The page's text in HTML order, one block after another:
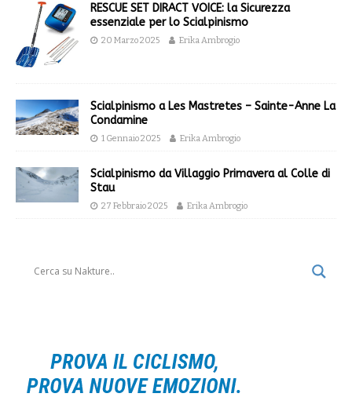
RESCUE SET DIRACT VOICE: la Sicurezza
essenziale per lo Scialpinismo
20 Marzo 2025 Erika Ambrogio
Scialpinismo a Les Mastretes – Sainte-Anne La
Condamine
1 Gennaio 2025 Erika Ambrogio
Scialpinismo da Villaggio Primavera al Colle di
Stau
27 Febbraio 2025 Erika Ambrogio